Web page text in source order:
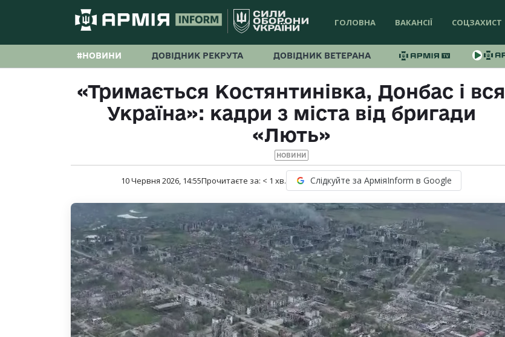
ГОЛОВНА ВАКАНСІЇ СОЦЗАХИСТ
#НОВИНИ ДОВІДНИК РЕКРУТА ДОВІДНИК ВЕТЕРАНА
«Тримається Костянтинівка, Донбас і вся
Україна»: кадри з міста від бригади
«Лють»
НОВИНИ
10 Червня 2026, 14:55Прочитаєте за: < 1 хв. Слідкуйте за АрміяInform в Google